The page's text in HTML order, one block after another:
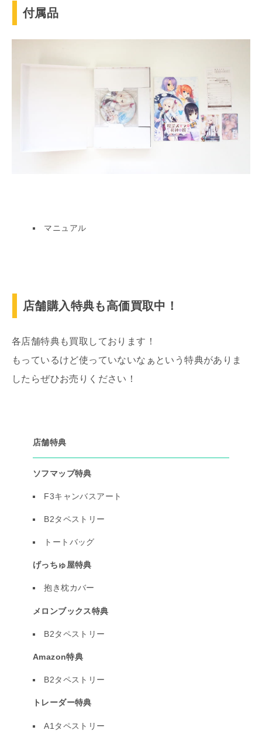
付属品
マニュアル
店舗購入特典も高価買取中！
各店舗特典も買取しております！
もっているけど使っていないなぁという特典がありま
したらぜひお売りください！
店舗特典
ソフマップ特典
F3キャンバスアート
B2タペストリー
トートバッグ
げっちゅ屋特典
抱き枕カバー
メロンブックス特典
B2タペストリー
Amazon特典
B2タペストリー
トレーダー特典
A1タペストリー